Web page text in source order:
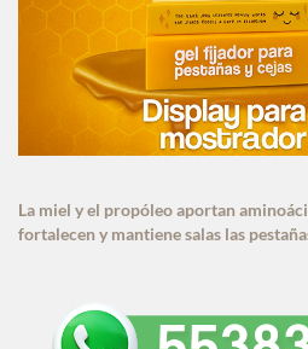
La miel y el propóleo aportan
fortalecen y mantiene salas las